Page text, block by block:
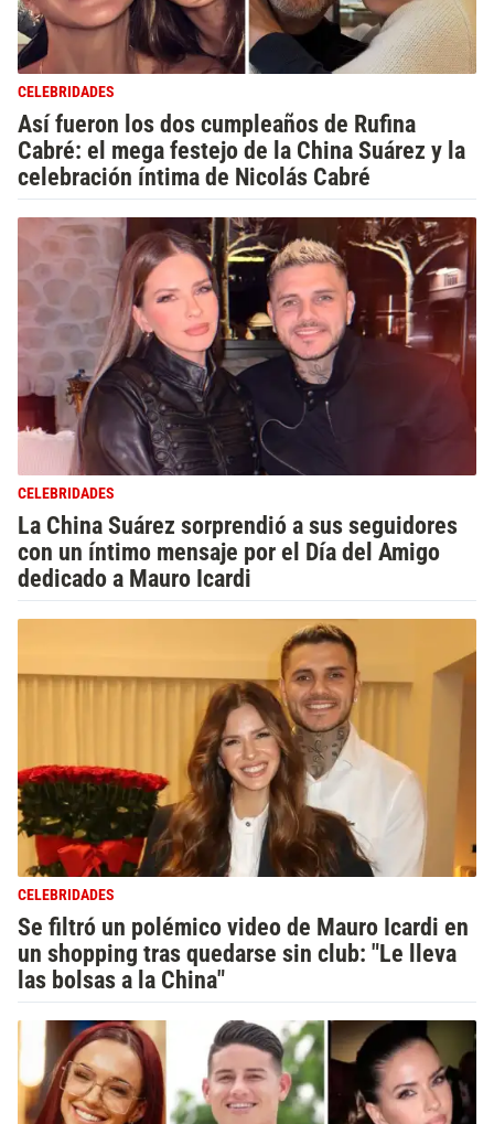
CELEBRIDADES
Así fueron los dos cumpleaños de Rufina
Cabré: el mega festejo de la China Suárez y la
celebración íntima de Nicolás Cabré
CELEBRIDADES
La China Suárez sorprendió a sus seguidores
con un íntimo mensaje por el Día del Amigo
dedicado a Mauro Icardi
CELEBRIDADES
Se filtró un polémico video de Mauro Icardi en
un shopping tras quedarse sin club: "Le lleva
las bolsas a la China"